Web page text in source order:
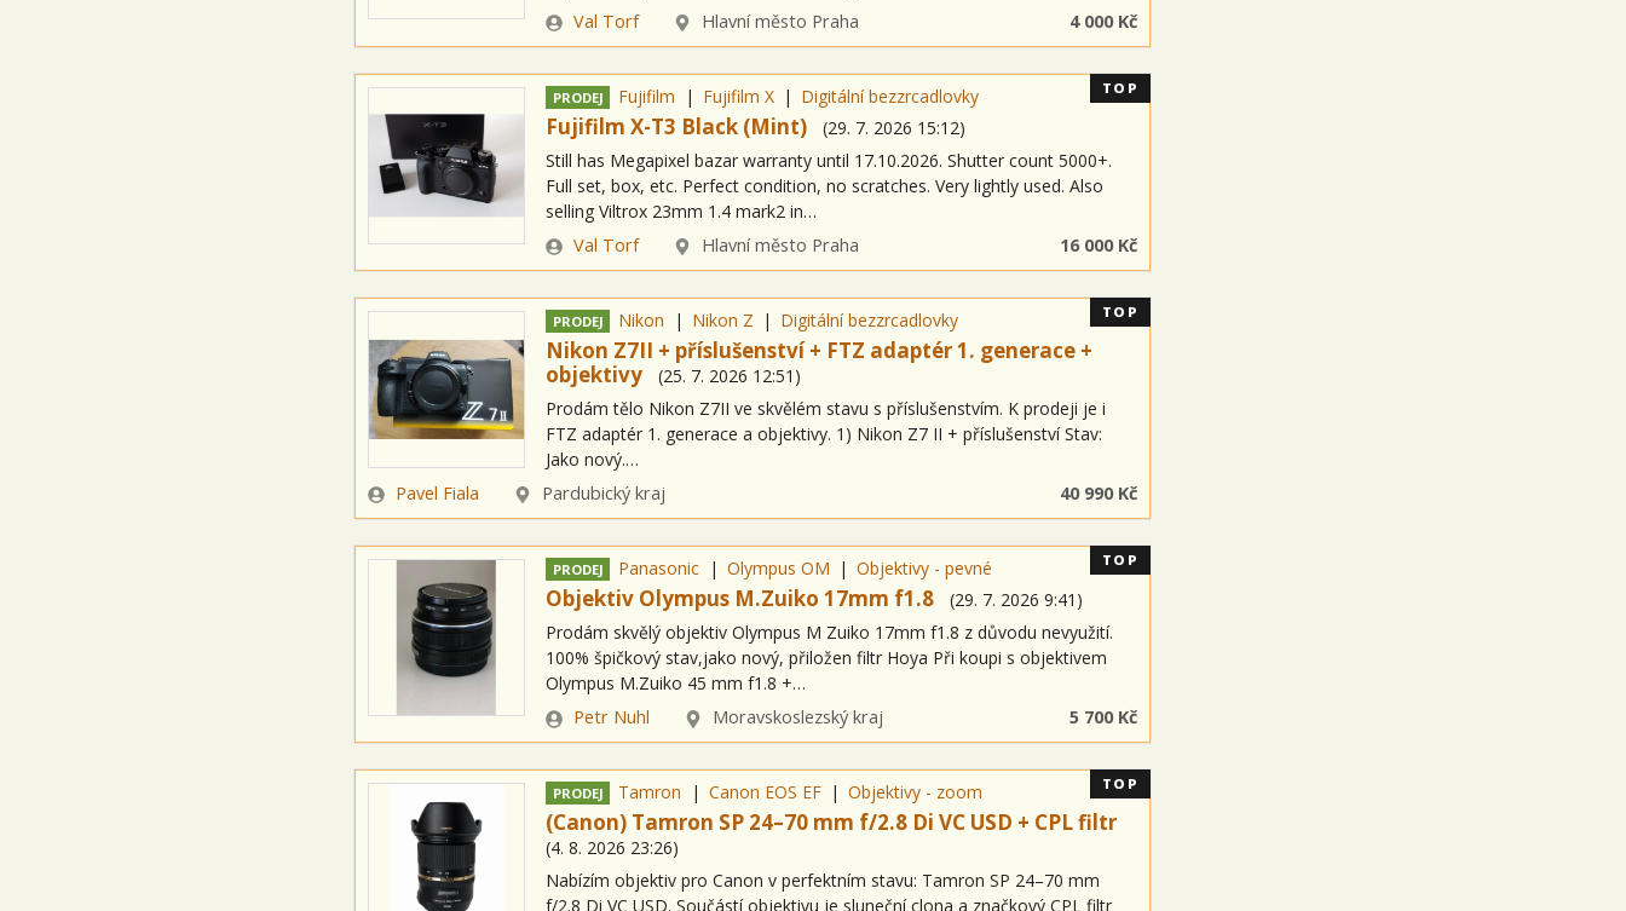
Zadavatel
Val Torf LokalitaHlavní město Praha 4 000 Kč
PRODEJ Fujifilm Fujifilm X Digitální bezzrcadlovky
Fujifilm X-T3 Black (Mint) (29. 7. 2026 15:12)
Still has Megapixel bazar warranty until 17.10.2026. Shutter count 5000+.
Full set, box, etc. Perfect condition, no scratches. Very lightly used. Also
selling Viltrox 23mm 1.4 mark2 in…
Zadavatel
Val Torf LokalitaHlavní město Praha 16 000 Kč
TOP
PRODEJ Nikon Nikon Z Digitální bezzrcadlovky
Nikon Z7II + příslušenství + FTZ adaptér 1. generace +
objektivy
(25. 7. 2026 12:51 )
Prodám tělo Nikon Z7II ve skvělém stavu s příslušenstvím. K prodeji je i
FTZ adaptér 1. generace a objektivy. 1) Nikon Z7 II + příslušenství Stav:
Jako nový.…
Zadavatel
Pavel Fiala LokalitaPardubický kraj 40 990 Kč
TOP
PRODEJ Panasonic Olympus OM Objektivy - pevné
Objektiv Olympus M.Zuiko 17mm f1.8 (29. 7. 2026 9:41 )
Prodám skvělý objektiv Olympus M Zuiko 17mm f1.8 z důvodu nevyužití.
100% špičkový stav,jako nový, přiložen filtr Hoya Při koupi s objektivem
Olympus M.Zuiko 45 mm f1.8 +…
Zadavatel
Petr Nuhl LokalitaMoravskoslezský kraj 5 700 Kč
TOP
PRODEJ Tamron Canon EOS EF Objektivy - zoom
(Canon) Tamron SP 24–70 mm f/2.8 Di VC USD + CPL filtr
(4. 8. 2026 23:26)
Nabízím objektiv pro Canon v perfektním stavu: Tamron SP 24–70 mm
f/2.8 Di VC USD. Součástí objektivu je sluneční clona a značkový CPL filtr
TOP